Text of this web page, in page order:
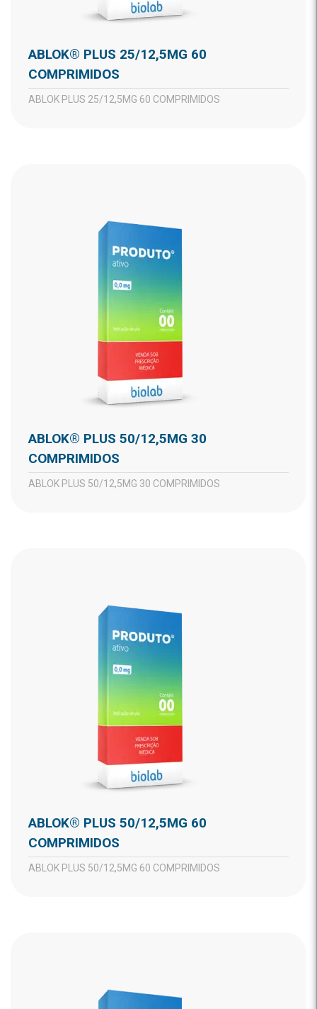
ABLOK® PLUS 25/12,5MG 60
COMPRIMIDOS
ABLOK PLUS 25/12,5MG 60 COMPRIMIDOS
ABLOK® PLUS 50/12,5MG 30
COMPRIMIDOS
ABLOK PLUS 50/12,5MG 30 COMPRIMIDOS
ABLOK® PLUS 50/12,5MG 60
COMPRIMIDOS
ABLOK PLUS 50/12,5MG 60 COMPRIMIDOS